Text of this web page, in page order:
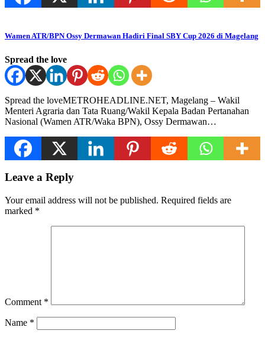
Wamen ATR/BPN Ossy Dermawan Hadiri Final SBY Cup 2026 di Magelang
Spread the love
Spread the loveMETROHEADLINE.NET, Magelang – Wakil
Menteri Agraria dan Tata Ruang/Wakil Kepala Badan Pertanahan
Nasional (Wamen ATR/Waka BPN), Ossy Dermawan…
Leave a Reply
Your email address will not be published. Required fields are
marked *
Comment *
Name *